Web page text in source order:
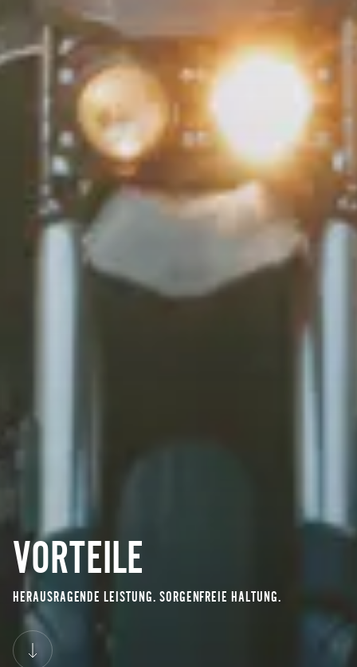
VORTEILE
HERAUSRAGENDE LEISTUNG. SORGENFREIE HALTUNG.